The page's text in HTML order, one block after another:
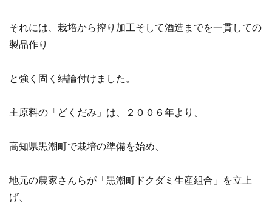
それには、栽培から搾り加工そして酒造までを一貫しての
製品作り
と強く固く結論付けました。
主原料の「どくだみ」は、２００６年より、
高知県黒潮町で栽培の準備を始め、
地元の農家さんらが「黒潮町ドクダミ生産組合」を立上
げ、